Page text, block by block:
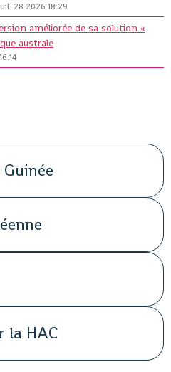
28 2026 18:29
améliorée de sa solution «
australe
la HAC